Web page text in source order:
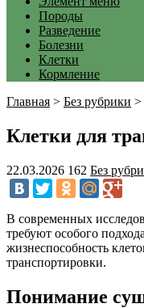
Породы
Разведение
Болезни
Клетки
Кормление
Главная > Без рубрики >
Клетки для
22.03.2026 162 Без
В современных
требуют особого
жизнеспособность
транспортировки.
Понимание